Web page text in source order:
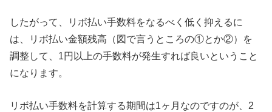
したがって、リボ払い手数料をなるべく低く抑えるに
は、リボ払い金額残高（図で言うところの①とか②）を
調整して、1円以上の手数料が発生すれば良いということ
になります。
リボ払い手数料を計算する期間は1ヶ月なのですのが、2